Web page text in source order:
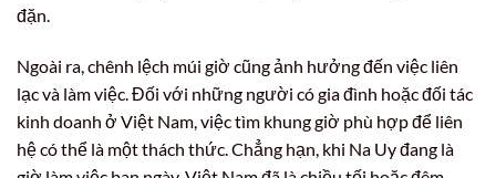
đặn.
Ngoài ra, chênh lệch múi giờ cũng ảnh hưởng đến việc liên
lạc và làm việc. Đối với những người có gia đình hoặc đối tác
kinh doanh ở Việt Nam, việc tìm khung giờ phù hợp để liên
hệ có thể là một thách thức. Chẳng hạn, khi Na Uy đang là